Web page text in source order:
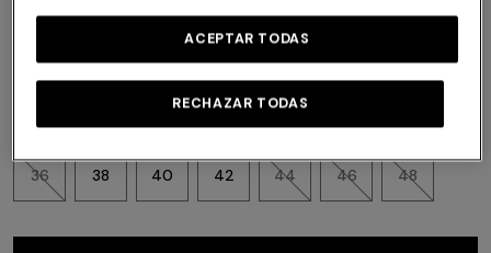
Talla: Guía de tallas
36 38 40 42 44 46 48
RECHAZAR TODAS
ACEPTAR TODAS